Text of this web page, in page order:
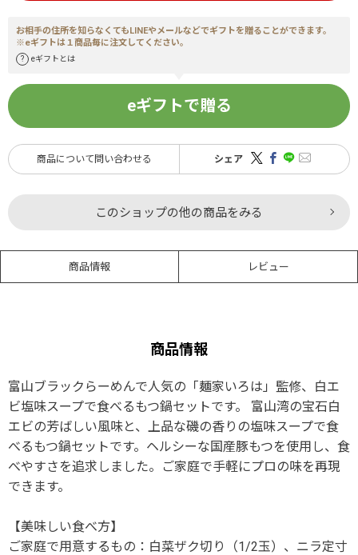
お相手の住所を知らなくてもLINEやメールなどでギフトを贈ることができます。
※eギフトは１商品毎に注文してください。
eギフトとは
eギフトで贈る
商品について問い合わせる シェア
このショップの他の商品をみる
商品情報 レビュー
商品情報
富山ブラックらーめんで人気の「麺家いろは」監修、白エ
ビ塩味スープで食べるもつ鍋セットです。 富山湾の宝石白
エビの芳ばしい風味と、上品な磯の香りの塩味スープで食
べるもつ鍋セットです。ヘルシーな国産豚もつを使用し、食
べやすさを追求しました。ご家庭で手軽にプロの味を再現
できます。
【美味しい食べ方】
ご家庭で用意するもの：白菜ザク切り（1/2玉）、ニラ定寸